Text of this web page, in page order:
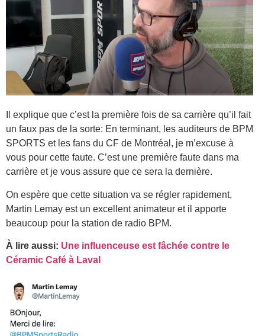
Il explique que c’est la première fois de sa carrière qu’il fait
un faux pas de la sorte: En terminant, les auditeurs de BPM
SPORTS et les fans du CF de Montréal, je m’excuse à
vous pour cette faute. C’est une première faute dans ma
carrière et je vous assure que ce sera la dernière.
On espère que cette situation va se régler rapidement,
Martin Lemay est un excellent animateur et il apporte
beaucoup pour la station de radio BPM.
À lire aussi: Une influenceuse est fâchée contre le
Céramic Café à Laval